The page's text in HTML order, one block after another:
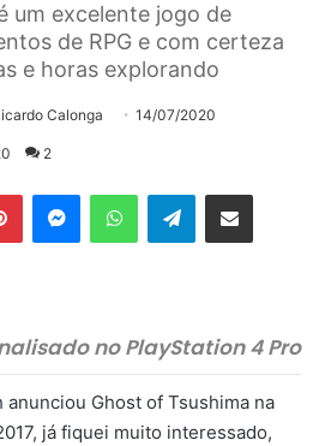
um excelente jogo de
de RPG e com certeza
e horas explorando
Calonga 14/07/2020
2
PinterestMessengerWhatsAppTelegramCompartilhar via e-mail
no PlayStation 4 Pro
anunciou Ghost of Tsushima na
já fiquei muito interessado,